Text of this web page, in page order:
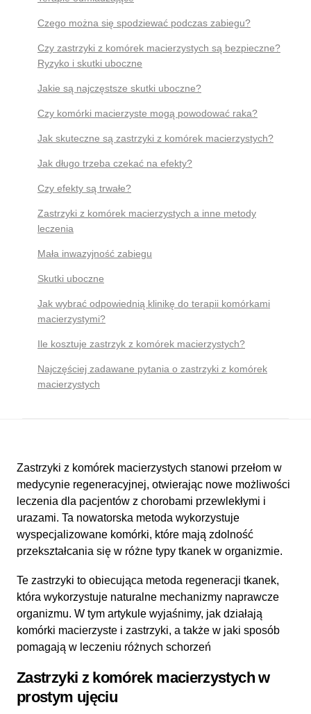
Zastrzyki z komórek macierzystych stanowi przełom w
medycynie regeneracyjnej, otwierając nowe możliwości
leczenia dla pacjentów z chorobami przewlekłymi i
urazami. Ta nowatorska metoda wykorzystuje
wyspecjalizowane komórki, które mają zdolność
przekształcania się w różne typy tkanek w organizmie.
Te zastrzyki to obiecująca metoda regeneracji tkanek,
która wykorzystuje naturalne mechanizmy naprawcze
organizmu. W tym artykule wyjaśnimy, jak działają
komórki macierzyste i zastrzyki, a także w jaki sposób
pomagają w leczeniu różnych schorzeń
Zastrzyki z komórek macierzystych w
prostym ujęciu
Czego można się spodziewać podczas zabiegu?
Czy zastrzyki z komórek macierzystych są bezpieczne?
Ryzyko i skutki uboczne
Jakie są najczęstsze skutki uboczne?
Czy komórki macierzyste mogą powodować raka?
Jak skuteczne są zastrzyki z komórek macierzystych?
Jak długo trzeba czekać na efekty?
Czy efekty są trwałe?
Zastrzyki z komórek macierzystych a inne metody
leczenia
Mała inwazyjność zabiegu
Skutki uboczne
Jak wybrać odpowiednią klinikę do terapii komórkami
macierzystymi?
Ile kosztuje zastrzyk z komórek macierzystych?
Najczęściej zadawane pytania o zastrzyki z komórek
macierzystych